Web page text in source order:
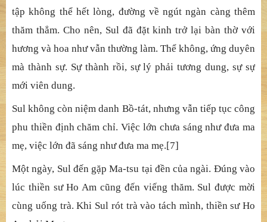
cho đời dứt khổ.
Hoàng Bá, người đã chứng đến chỗ tột cùng, vẫn bền
lòng tôn kính đức Phật, hỏi ngài cầu gì nơi Phật và tìm gì
nơi đạo? Ngài trả lời “Không có Phật để cầu, không có
đạo để tìm. Chỉ kính lễ thế thôi”.[6] Pháp Hoa, thể đã
thấu rồi, Pháp Hoa vẫn là Pháp Hoa. Cần sự tôn kính. Di
ngôn của Phật, không có tâm tôn kính thì việc tụng đọc tu
tập không thể hết lòng, đường về ngút ngàn càng thêm
hương và hoa như vẫn thường làm. Thể không, ứng duyên
mà thành sự. Sự thành rồi, sự lý phải tương dung, sự sự
mới viên dung.